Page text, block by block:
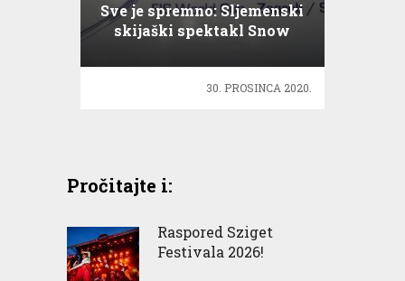
Sve je spremno: Sljemenski
skijaški spektakl Snow
30. PROSINCA 2020.
Pročitajte i:
Raspored Sziget
Festivala 2026!